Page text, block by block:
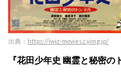
出典： https://iwiz-movies.c.yimg.jp/
『花田少年史 幽霊と秘密の